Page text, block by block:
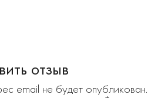
отзыв
email не будет опубликован.